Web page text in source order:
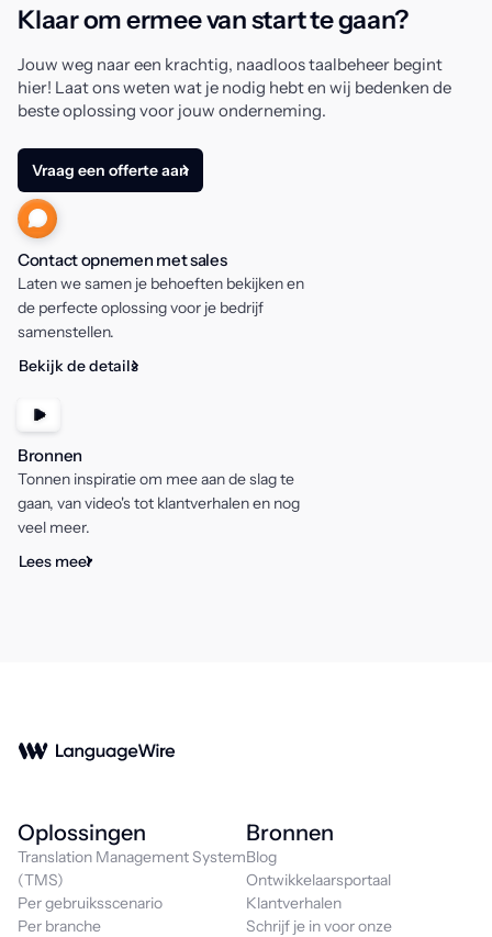
Klaar om ermee van start te gaan?
Jouw weg naar een krachtig, naadloos taalbeheer begint
hier! Laat ons weten wat je nodig hebt en wij bedenken de
beste oplossing voor jouw onderneming.
Vraag een offerte aan
Contact opnemen met sales
Laten we samen je behoeften bekijken en
de perfecte oplossing voor je bedrijf
samenstellen.
Bekijk de details
Bronnen
Tonnen inspiratie om mee aan de slag te
gaan, van video's tot klantverhalen en nog
veel meer.
Lees meer
Oplossingen
Translation Management System
(TMS)
Per gebruiksscenario
Per branche
Bronnen
Blog
Ontwikkelaarsportaal
Klantverhalen
Schrijf je in voor onze